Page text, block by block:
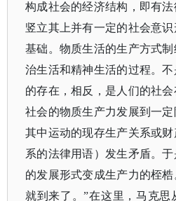
构成社会的经济结构，即有
竖立其上并有一定的社会意
基础。物质生活的生产方式
治生活和精神生活的过程。
的存在，相反，是人们的社会
社会的物质生产力发展到一
其中运动的现存生产关系或
系的法律用语）发生矛盾。
的发展形式变成生产力的桎
就到来了。”在这里，马克